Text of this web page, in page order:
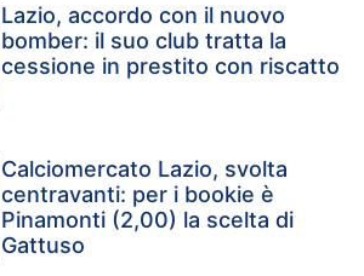
Lazio, accordo con il nuovo
bomber: il suo club tratta la
cessione in prestito con riscatto
Calciomercato Lazio, svolta
centravanti: per i bookie è
Pinamonti (2,00) la scelta di
Gattuso